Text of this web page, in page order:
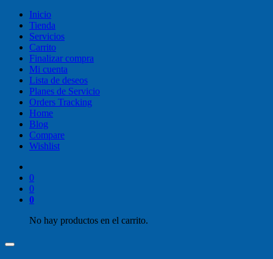
Inicio
Tienda
Servicios
Carrito
Finalizar compra
Mi cuenta
Lista de deseos
Planes de Servicio
Orders Tracking
Home
Blog
Compare
Wishlist
0
0
0
No hay productos en el carrito.